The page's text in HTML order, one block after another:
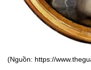
(Nguồn: https://